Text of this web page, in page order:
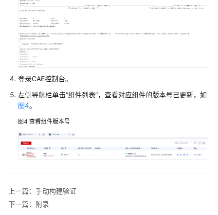
件
服
务
器
Gitlab
接
Jenkins
自
构
建
并
部
CAE
登录CAE控制台。
左侧导航栏单击“组件列表”，查看对应组件的版本号已更新，如
图4。
图4 查看组件版本号
上一篇：手动构建验证
下一篇：附录